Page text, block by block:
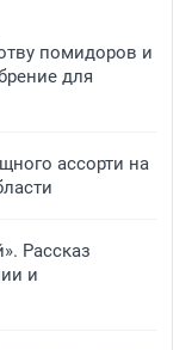
помидоров и
для
ассорти на
Рассказ
и